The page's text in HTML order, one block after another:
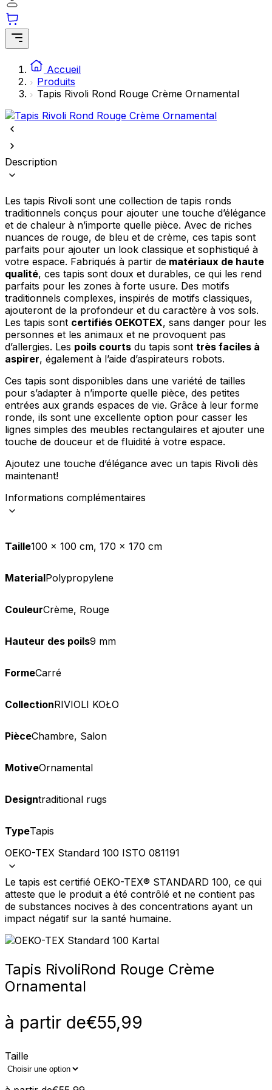
Accueil
Produits
Tapis Rivoli Rond Rouge Crème Ornamental
Description
Les tapis Rivoli sont une collection de tapis ronds
traditionnels conçus pour ajouter une touche d’élégance
et de chaleur à n’importe quelle pièce. Avec de riches
nuances de rouge, de bleu et de crème, ces tapis sont
parfaits pour ajouter un look classique et sophistiqué à
votre espace. Fabriqués à partir de matériaux de haute
qualité, ces tapis sont doux et durables, ce qui les rend
parfaits pour les zones à forte usure. Des motifs
traditionnels complexes, inspirés de motifs classiques,
ajouteront de la profondeur et du caractère à vos sols.
Les tapis sont certifiés OEKOTEX, sans danger pour les
personnes et les animaux et ne provoquent pas
d’allergies. Les poils courts du tapis sont très faciles à
aspirer, également à l’aide d’aspirateurs robots.
Ces tapis sont disponibles dans une variété de tailles
pour s’adapter à n’importe quelle pièce, des petites
entrées aux grands espaces de vie. Grâce à leur forme
ronde, ils sont une excellente option pour casser les
lignes simples des meubles rectangulaires et ajouter une
touche de douceur et de fluidité à votre espace.
Ajoutez une touche d’élégance avec un tapis Rivoli dès
maintenant!
Informations complémentaires
Taille100 x 100 cm, 170 x 170 cm
MaterialPolypropylene
CouleurCrème, Rouge
Hauteur des poils9 mm
FormeCarré
CollectionRIVIOLI KOŁO
PièceChambre, Salon
MotiveOrnamental
Designtraditional rugs
TypeTapis
OEKO-TEX Standard 100 ISTO 081191
Le tapis est certifié OEKO-TEX® STANDARD 100, ce qui
atteste que le produit a été contrôlé et ne contient pas
de substances nocives à des concentrations ayant un
impact négatif sur la santé humaine.
Tapis RivoliRond Rouge Crème
Ornamental
à partir de€55,99
Taille
comme votre langue préférée ou la région dans laquelle vous vous
trouvez.
Statistiques
Les cookies statistiques aident les propriétaires de sites web à
comprendre comment les visiteurs interagissent avec les sites en
collectant et en rapportant des informations de manière anonyme.
Marketing
engageantes pour l'utilisateur individuel et, par conséquent, plus
précieuses pour les éditeurs et les annonceurs tiers.
Non classés
Les cookies non classés sont des cookies qui sont en processus de
classification, en collaboration avec les fournisseurs de cookies
individuels.
Rejeter
Enregistrer mes préférences
Accepter tout